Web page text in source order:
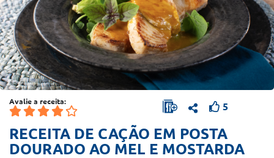
Avalie a receita: 5
RECEITA DE CAÇÃO EM POSTA
DOURADO AO MEL E MOSTARDA